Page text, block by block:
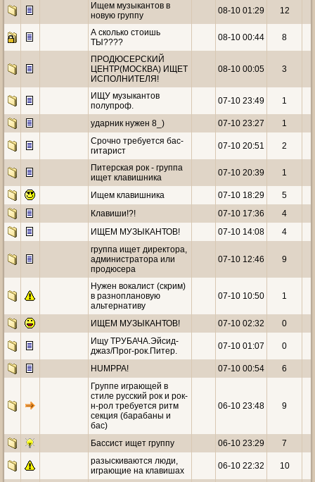
Ищем музыкантов в
новую группу
08-10 01:29 12
А сколько стоишь
ТЫ????
08-10 00:44 8
ПРОДЮСЕРСКИЙ
ЦЕНТР(МОСКВА) ИЩЕТ
ИСПОЛНИТЕЛЯ!
08-10 00:05 3
ИЩУ музыкантов
полупроф.
07-10 23:49 1
ударник нужен 8_) 07-10 23:27 1
Срочно требуется бас-
гитарист
07-10 20:51 2
Питерская рок - группа
ищет клавишника
07-10 20:39 1
Ищем клавишника 07-10 18:29 5
Клавиши!?!
07-10 17:36 4
ИЩЕМ МУЗЫКАНТОВ!
07-10 14:08 4
группа ищет директора,
администратора или
продюсера
07-10 12:46 9
Нужен вокалист (скрим)
в разноплановую
альтернативу
07-10 10:50 1
ИЩЕМ МУЗЫКАНТОВ! 07-10 02:32 0
Ищу ТРУБАЧА.Эйсид-
джаз/Прог-рок.Питер.
07-10 01:07 0
HUMPPA! 07-10 00:54 6
Группе играющей в
стиле русский рок и рок-
н-рол требуется ритм
секция (барабаны и
бас)
06-10 23:48 9
Бассист ищет группу 06-10 23:29 7
разыскиваются люди,
играющие на клавишах
06-10 22:32 10